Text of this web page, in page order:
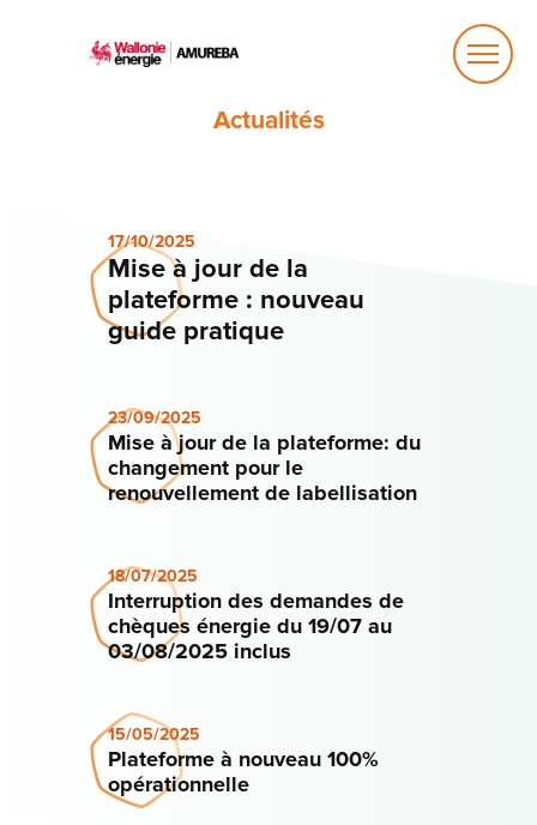
Actualités
17/10/2025
Mise à jour de la
plateforme : nouveau
guide pratique
23/09/2025
Mise à jour de la plateforme: du
changement pour le
renouvellement de labellisation
18/07/2025
Interruption des demandes de
chèques énergie du 19/07 au
03/08/2025 inclus
15/05/2025
Plateforme à nouveau 100%
opérationnelle
Ouvrir
le